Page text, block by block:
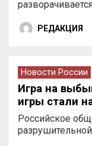
РЕДАКЦИЯ
Новости России
Игра на
игры стали
Российское